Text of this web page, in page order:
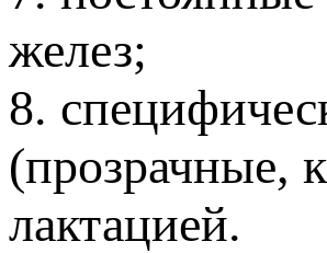
желез;
8.
(прозрачные,
лактацией.